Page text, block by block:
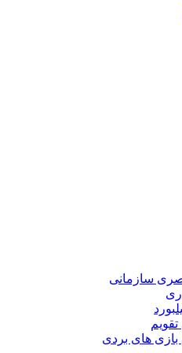
سازمانی
های بردی